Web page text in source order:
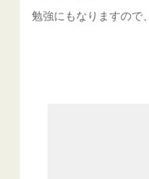
勉強にもなりますので